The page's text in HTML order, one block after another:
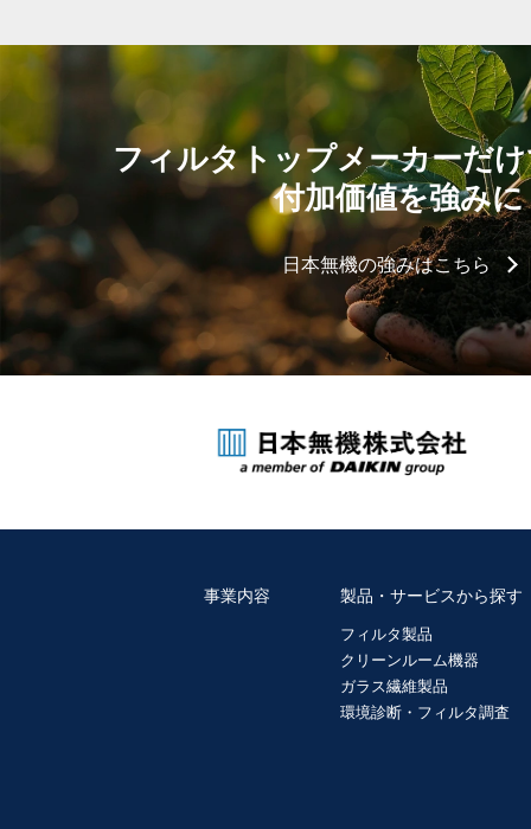
フィルタトップメーカーだ
付加価値を強みに
日本無機の強みはこちら
事業内容 製品・サービスから探す
フィルタ製品
クリーンルーム機器
ガラス繊維製品
環境診断・フィルタ調査